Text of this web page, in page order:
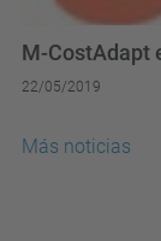
M-CostAdapt
22/05/2019
Más noticias